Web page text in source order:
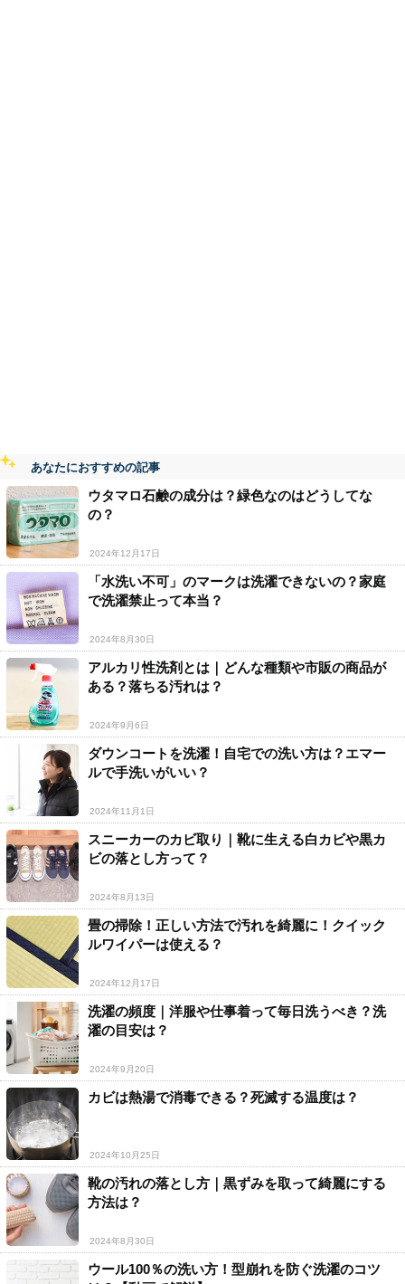
あなたにおすすめの記事
ウタマロ石鹸の成分は？緑色なのはどうしてな
の？
2024年12月17日
「水洗い不可」のマークは洗濯できないの？家庭
で洗濯禁止って本当？
2024年8月30日
アルカリ性洗剤とは｜どんな種類や市販の商品が
ある？落ちる汚れは？
2024年9月6日
ダウンコートを洗濯！自宅での洗い方は？エマー
ルで手洗いがいい？
2024年11月1日
スニーカーのカビ取り｜靴に生える白カビや黒カ
ビの落とし方って？
2024年8月13日
畳の掃除！正しい方法で汚れを綺麗に！クイック
ルワイパーは使える？
2024年12月17日
洗濯の頻度｜洋服や仕事着って毎日洗うべき？洗
濯の目安は？
2024年9月20日
カビは熱湯で消毒できる？死滅する温度は？
2024年10月25日
靴の汚れの落とし方｜黒ずみを取って綺麗にする
方法は？
2024年8月30日
ウール100％の洗い方！型崩れを防ぐ洗濯のコツ